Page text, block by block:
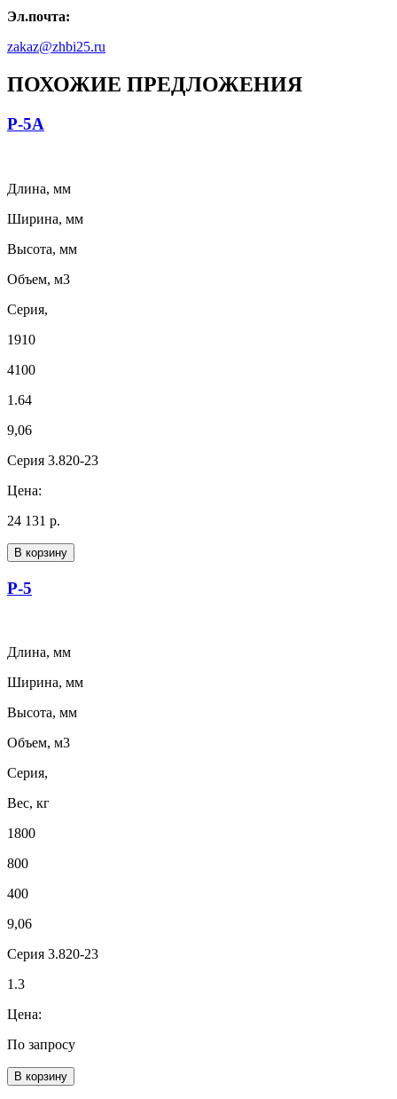
Эл.почта:
zakaz@zhbi25.ru
ПОХОЖИЕ ПРЕДЛОЖЕНИЯ
Р-5А
Длина, мм
Ширина, мм
Высота, мм
Объем, м3
Серия,
1910
4100
1.64
9,06
Серия 3.820-23
Цена:
24 131 р.
В корзину
Р-5
Длина, мм
Ширина, мм
Высота, мм
Объем, м3
Серия,
Вес, кг
1800
800
400
9,06
Серия 3.820-23
1.3
Цена:
По запросу
В корзину